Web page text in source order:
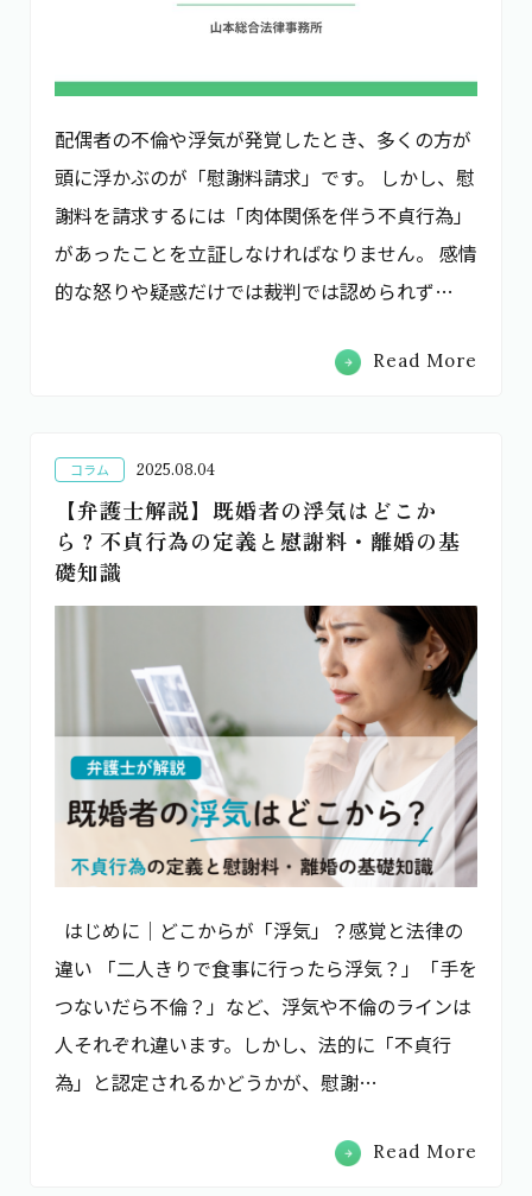
配偶者の不倫や浮気が発覚したとき、多くの方が
頭に浮かぶのが「慰謝料請求」です。 しかし、慰
謝料を請求するには「肉体関係を伴う不貞行為」
があったことを立証しなければなりません。 感情
的な怒りや疑惑だけでは裁判では認められず…
Read More
コラム 2025.08.04
【弁護士解説】既婚者の浮気はどこか
ら？不貞行為の定義と慰謝料・離婚の基
礎知識
はじめに│どこからが「浮気」？感覚と法律の
違い 「二人きりで食事に行ったら浮気？」「手を
つないだら不倫？」など、浮気や不倫のラインは
人それぞれ違います。しかし、法的に「不貞行
為」と認定されるかどうかが、慰謝…
Read More